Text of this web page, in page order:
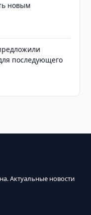
новым
последующего
Актуальные новости